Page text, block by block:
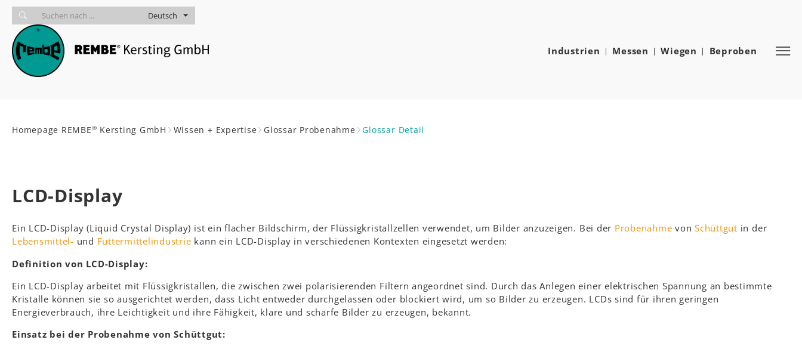
Skip to main navigation
zum Inhalt
Skip to page footer
Deutsch
Industrien Messen Wiegen Beproben
Homepage REMBE® Kersting GmbH Wissen + Expertise Glossar Probenahme Glossar Detail
LCD-Display
Ein LCD-Display (Liquid Crystal Display) ist ein flacher Bildschirm, der Flüssigkristallzellen verwendet, um Bilder anzuzeigen. Bei der Probenahme vonSchüttgut in der
Lebensmittel- und Futtermittelindustrie kann ein LCD-Display in verschiedenen Kontexten eingesetzt werden:
Definition von LCD-Display:
Ein LCD-Display arbeitet mit Flüssigkristallen, die zwischen zwei polarisierenden Filtern angeordnet sind. Durch das Anlegen einer elektrischen Spannung an bestimmte
Kristalle können sie so ausgerichtet werden, dass Licht entweder durchgelassen oder blockiert wird, um so Bilder zu erzeugen. LCDs sind für ihren geringen
Energieverbrauch, ihre Leichtigkeit und ihre Fähigkeit, klare und scharfe Bilder zu erzeugen, bekannt.
Einsatz bei der Probenahme von Schüttgut: